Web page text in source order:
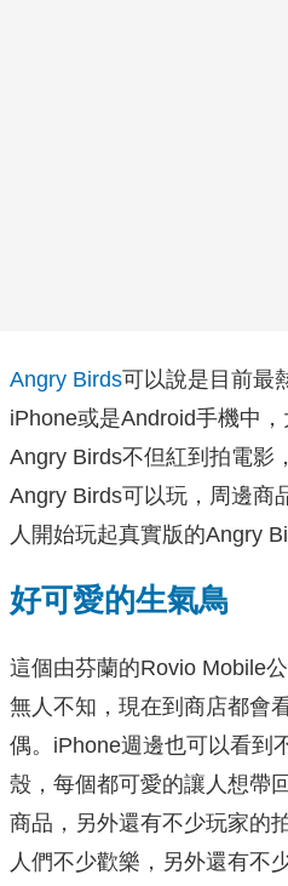
Angry Birds可以說是目前最
iPhone或是Android手機中，
Angry Birds不但紅到拍電影
Angry Birds可以玩，周邊商
人開始玩起真實版的Angry
好可愛的生氣鳥
這個由芬蘭的Rovio Mobile
無人不知，現在到商店都會
偶。iPhone週邊也可以看到
殼，每個都可愛的讓人想帶
商品，另外還有不少玩家的
人們不少歡樂，另外還有不